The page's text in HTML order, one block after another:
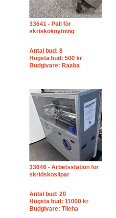
33641 - Pall för
skriskoknytning
Antal bud: 8
Högsta bud: 500 kr
Budgivare: Raaba
33646 - Arbetsstation för
skridskoslipar
Antal bud: 20
Högsta bud: 11000 kr
Budgivare: Tlieha